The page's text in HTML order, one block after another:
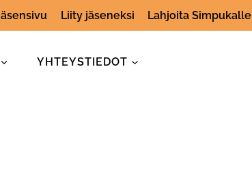
Liity jäseneksi Lahjoita Simpukalle
YHTEYSTIEDOT